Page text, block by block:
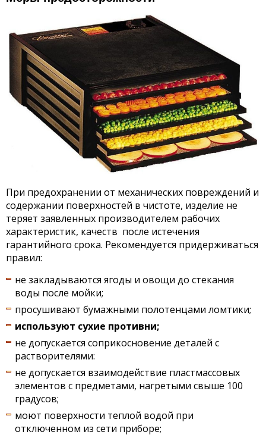
При предохранении от механических повреждений и
содержании поверхностей в чистоте, изделие не
теряет заявленных производителем рабочих
характеристик, качеств после истечения
гарантийного срока. Рекомендуется придерживаться
правил:
не закладываются ягоды и овощи до стекания
воды после мойки;
просушивают бумажными полотенцами ломтики;
используют сухие противни;
не допускается соприкосновение деталей с
растворителями:
не допускается взаимодействие пластмассовых
элементов с предметами, нагретыми свыше 100
градусов;
моют поверхности теплой водой при
отключенном из сети приборе;